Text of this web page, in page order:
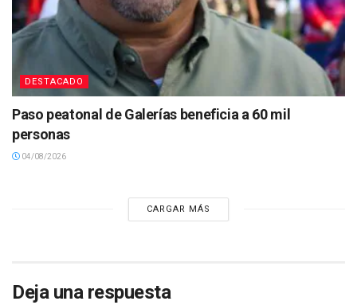
DESTACADO
Paso peatonal de Galerías beneficia a 60 mil
personas
04/08/2026
CARGAR MÁS
Deja una respuesta